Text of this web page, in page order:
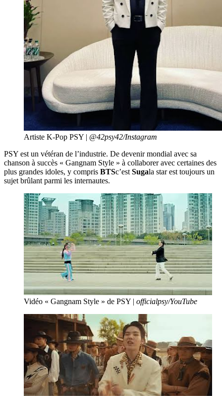
Artiste K-Pop PSY | @42psy42/Instagram
PSY est un vétéran de l’industrie. De devenir mondial avec sa
chanson à succès « Gangnam Style » à collaborer avec certaines des
plus grandes idoles, y compris BTSc’estSugala star est toujours un
sujet brûlant parmi les internautes.
Vidéo « Gangnam Style » de PSY | officialpsy/YouTube